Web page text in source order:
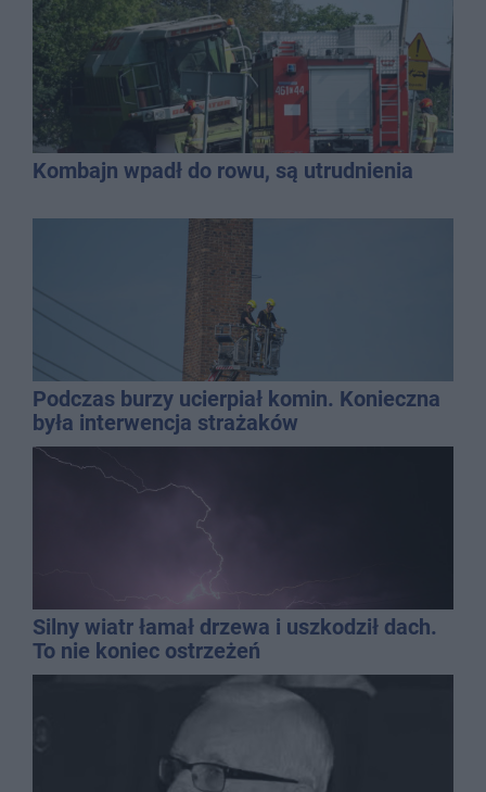
Kombajn wpadł do rowu, są utrudnienia
Podczas burzy ucierpiał komin. Konieczna
była interwencja strażaków
Silny wiatr łamał drzewa i uszkodził dach.
To nie koniec ostrzeżeń